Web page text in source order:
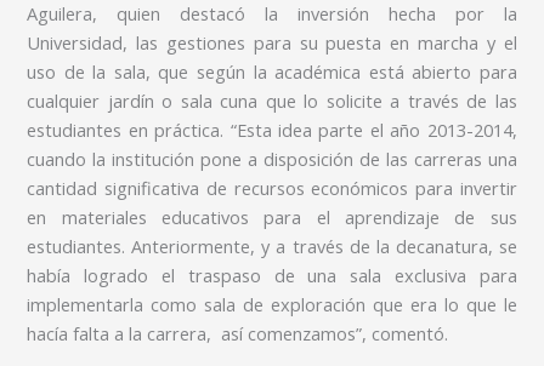
Aguilera, quien destacó la inversión hecha por la
Universidad, las gestiones para su puesta en marcha y el
uso de la sala, que según la académica está abierto para
cualquier jardín o sala cuna que lo solicite a través de las
estudiantes en práctica. “Esta idea parte el año 2013-2014,
cuando la institución pone a disposición de las carreras una
cantidad significativa de recursos económicos para invertir
en materiales educativos para el aprendizaje de sus
estudiantes. Anteriormente, y a través de la decanatura, se
había logrado el traspaso de una sala exclusiva para
implementarla como sala de exploración que era lo que le
hacía falta a la carrera, así comenzamos”, comentó.